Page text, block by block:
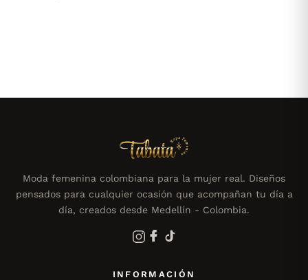
Moda femenina colombiana para la mujer real. Diseños
pensados para cualquier ocasión que acompañan tu día a
día, creados desde Medellín - Colombia.
INFORMACIÓN